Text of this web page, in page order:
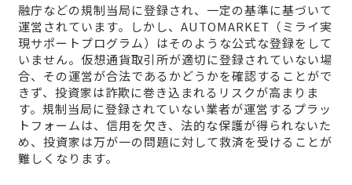
融庁などの規制当局に登録され、一定の基準に基づいて
運営されています。しかし、AUTOMARKET（ミライ実
現サポートプログラム）はそのような公式な登録をして
いません。仮想通貨取引所が適切に登録されていない場
合、その運営が合法であるかどうかを確認することがで
きず、投資家は詐欺に巻き込まれるリスクが高まりま
す。規制当局に登録されていない業者が運営するプラッ
トフォームは、信用を欠き、法的な保護が得られないた
め、投資家は万が一の問題に対して救済を受けることが
難しくなります。